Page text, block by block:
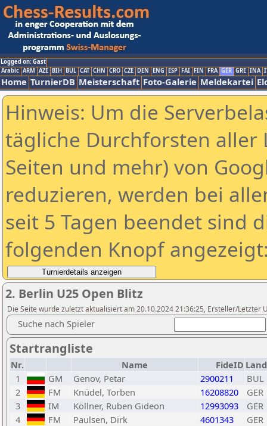
Logged on: Gast
Arabic ARM AZE BIH BUL CAT CHN CRO CZE DEN ENG ESP FAI FIN FRA GER GRE INA
Home TurnierDB Meisterschaft Foto-Galerie Meldekartei
Hinweis: Um die
tägliche Durchforsten aller
Seiten und mehr) von
reduzieren, werden bei
seit 5 Tagen beendet sind
folgenden Knopf
2. Berlin U25 Open Blitz
Die Seite wurde zuletzt aktualisiert am 20.10.2024 21:36:25, Ersteller/Letzter
Suche nach Spieler
Startrangliste
Nr. Name FideID Land
1
GM Genov, Petar 2900211
BUL
2
FM Knüdel, Torben 16208820
GER
3
IM Köllner, Ruben Gideon 12993093
GER
4
FM Paulsen, Dirk 4601343
GER